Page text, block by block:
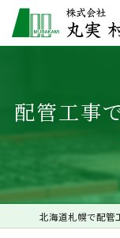
配管工事